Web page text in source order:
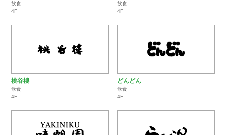
飲食
4F
飲食
4F
桃谷樓
飲食
4F
どんどん
飲食
4F